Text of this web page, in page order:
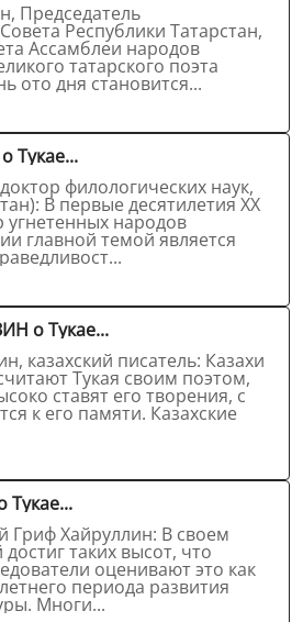
Председатель
Республики Татарстан,
Ассамблеи народов
ото дня становится...
Тукае...
филологических наук,
В первые десятилетия XX
угнетенных народов
главной темой является
о Тукае...
писатель: Казахи
Тукая своим поэтом,
ставят его творения, с
к его памяти. Казахские
Хайруллин: В своем
таких высот, что
оценивают это как
периода развития
Многи...